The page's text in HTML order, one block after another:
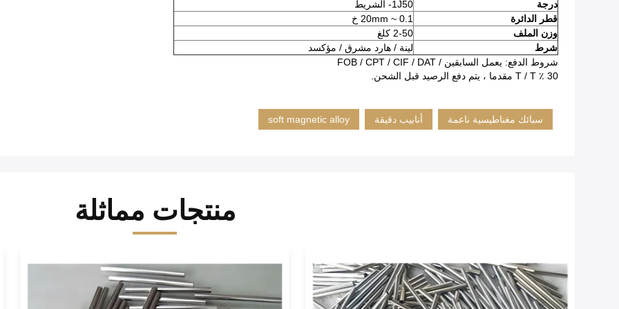
درجة
1J50- الشريط
قطر الدائرة
0.1 ~ 20mm خ
وزن الملف
2-50 كلغ
شرط
لينة / هارد مشرق / مؤكسد
شروط الدفع: يعمل السابقين / FOB / CPT / CIF / DAT
30 ٪ T / T مقدما ، يتم دفع الرصيد قبل الشحن.
سبائك مغناطيسية ناعمة أنابيب دقيقة soft magnetic alloy
منتجات مماثلة